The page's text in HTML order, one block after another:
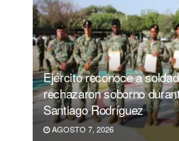
Ejército reconoce a
rechazaron soborno
Santiago Rodríguez
AGOSTO 7, 2026